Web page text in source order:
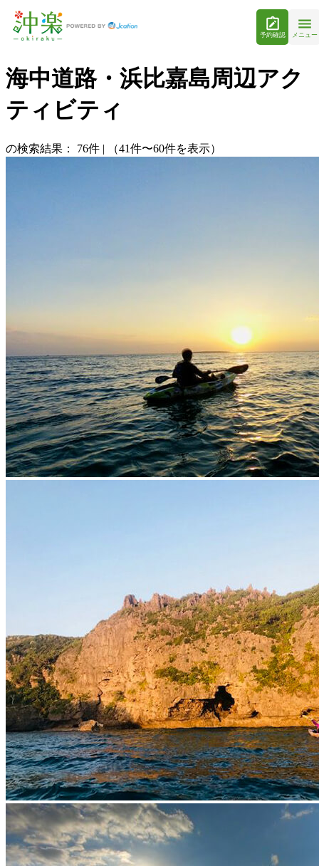
予約確認 メニュー
海中道路・浜比嘉島周辺アク
ティビティ
の検索結果： 76件 | （41件〜60件を表示）